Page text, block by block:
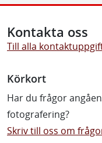
Kontakta oss
Till alla
Körkort
Har du frågor
fotografering?
Skriv till oss om